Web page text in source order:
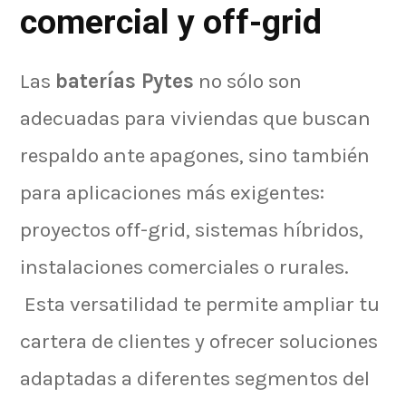
comercial y off-grid
Las baterías Pytes no sólo son
adecuadas para viviendas que buscan
respaldo ante apagones, sino también
para aplicaciones más exigentes:
proyectos off-grid, sistemas híbridos,
instalaciones comerciales o rurales.
Esta versatilidad te permite ampliar tu
cartera de clientes y ofrecer soluciones
adaptadas a diferentes segmentos del